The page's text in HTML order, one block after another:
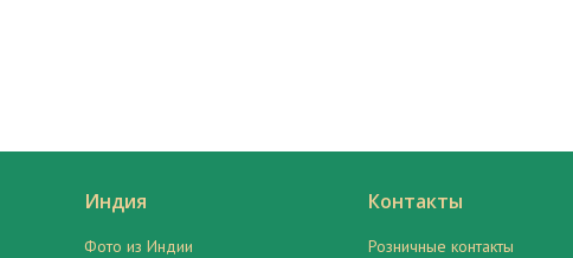
Индия
Фото из Индии
Контакты
Розничные контакты